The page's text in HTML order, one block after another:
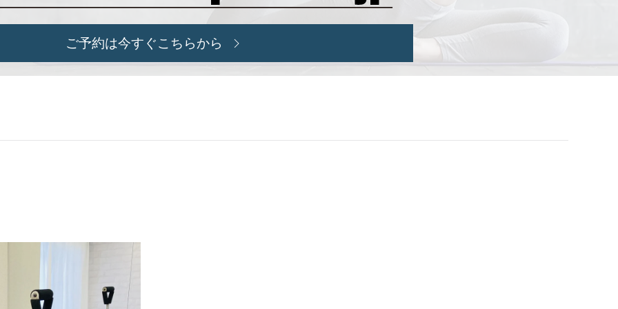
ご予約は今すぐこちらから